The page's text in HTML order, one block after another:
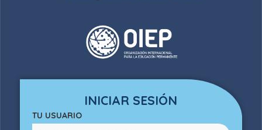
INICIAR SESIÓN
TU USUARIO